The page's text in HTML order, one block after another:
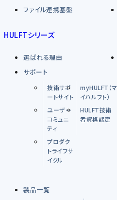
ファイル連携基盤
HULFTシリーズ
選ばれる理由
サポート
技術サポ
ートサイト
myHULFT（マ
イハルフト）
ユーザー
コミュニ
ティ
HULFT技術
者資格認定
プロダク
トライフサ
イクル
製品一覧